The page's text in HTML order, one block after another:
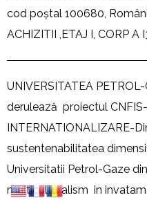
cod poștal 100680,
ACHIZITII ,ETAJ I, CORP A
UNIVERSITATEA
derulează proiectul
INTERNATIONALIZARE-
sustentenabilitatea
Universitatii Petrol-Gaze
multiculturalism in